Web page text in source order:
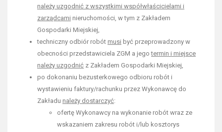
należy uzgodnić z wszystkimi współwłaścicielami i
zarządcami nieruchomości, w tym z Zakładem
Gospodarki Miejskiej,
techniczny odbiór robót musi być przeprowadzony w
obecności przedstawiciela ZGM a jegotermin i miejsce
należy uzgodnić z Zakładem Gospodarki Miejskiej,
po dokonaniu bezusterkowego odbioru robót i
wystawieniu faktury/rachunku przez Wykonawcę do
Zakładu należy dostarczyć:
ofertę Wykonawcy na wykonanie robót wraz ze
wskazaniem zakresu robót i/lub kosztorys